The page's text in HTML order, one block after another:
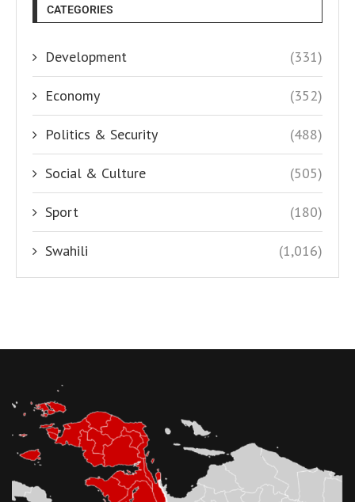
CATEGORIES
Development (331)
Economy (352)
Politics & Security (488)
Social & Culture (505)
Sport (180)
Swahili (1,016)